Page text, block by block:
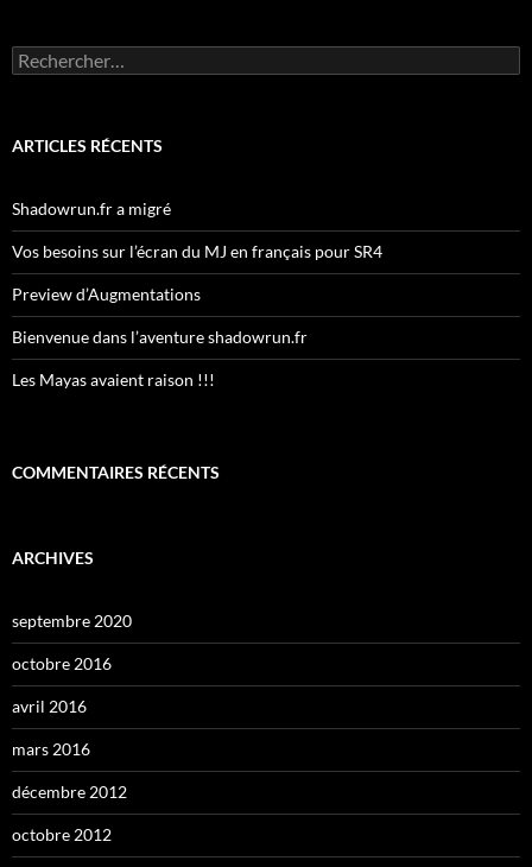
Rechercher :
ARTICLES RÉCENTS
Shadowrun.fr a migré
Vos besoins sur l’écran du MJ en français pour SR4
Preview d’Augmentations
Bienvenue dans l’aventure shadowrun.fr
Les Mayas avaient raison !!!
COMMENTAIRES RÉCENTS
ARCHIVES
septembre 2020
octobre 2016
avril 2016
mars 2016
décembre 2012
octobre 2012